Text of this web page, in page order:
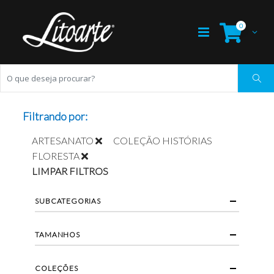
0
Filtrando por:
ARTESANATO
COLEÇÃO HISTÓRIAS
FLORESTA
LIMPAR FILTROS
SUBCATEGORIAS
TAMANHOS
COLEÇÕES